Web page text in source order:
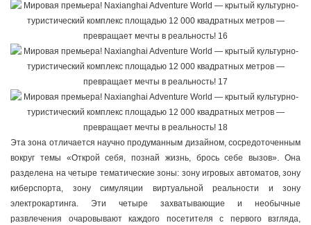
Эта зона отличается научно продуманным дизайном, сосредоточенным
вокруг темы «Открой себя, познай жизнь, брось себе вызов». Она
разделена на четыре тематические зоны: зону игровых автоматов, зону
киберспорта, зону симуляции виртуальной реальности и зону
электрокартинга. Эти четыре захватывающие и необычные
развлечения очаровывают каждого посетителя с первого взгляда,